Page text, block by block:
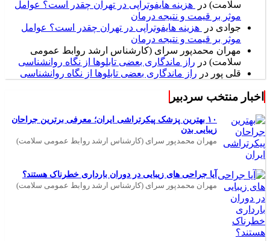
سلامت) در
هزینه هایفوتراپی در تهران چقدر است؟ عوامل
موثر بر قیمت و نتیجه درمان
جوادی در
هزینه هایفوتراپی در تهران چقدر است؟ عوامل
موثر بر قیمت و نتیجه درمان
مهران محمدپور سرای (کارشناس ارشد روابط عمومی
سلامت) در راز ماندگاری بعضی تابلوها از نگاه روانشناسی
قلی پور در راز ماندگاری بعضی تابلوها از نگاه روانشناسی
اخبار منتخب سردبیر
۱۰ بهترین پزشک پیکرتراشی ایران؛ معرفی برترین جراحان
زیبایی بدن
مهران محمدپور سرای (کارشناس ارشد روابط عمومی سلامت)
آیا جراحی های زیبایی در دوران بارداری خطرناک هستند؟
مهران محمدپور سرای (کارشناس ارشد روابط عمومی سلامت)